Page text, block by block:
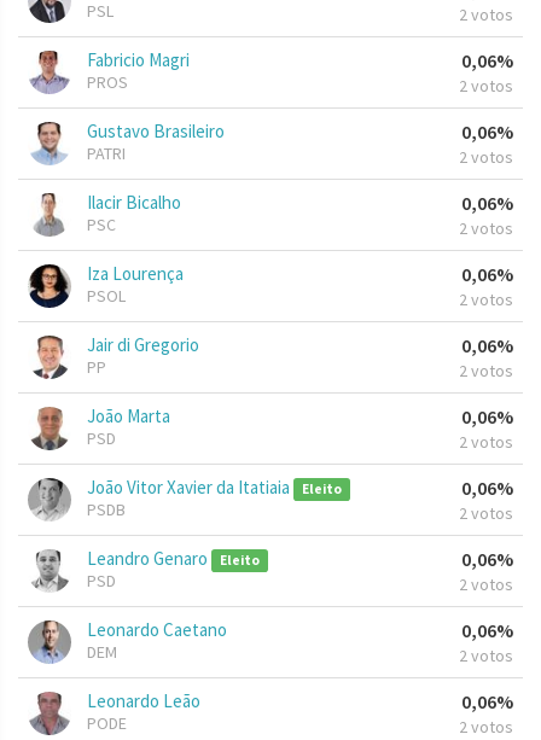
PSL 2 votos
Fabricio Magri
PROS
0,06%
2 votos
Gustavo Brasileiro
PATRI
0,06%
2 votos
Ilacir Bicalho
PSC
0,06%
2 votos
Iza Lourença
PSOL
0,06%
2 votos
Jair di Gregorio
PP
0,06%
2 votos
João Marta
PSD
0,06%
2 votos
João Vitor Xavier da Itatiaia Eleito
PSDB
0,06%
2 votos
Leandro Genaro Eleito
PSD
0,06%
2 votos
Leonardo Caetano
DEM
0,06%
2 votos
Leonardo Leão
PODE
0,06%
2 votos